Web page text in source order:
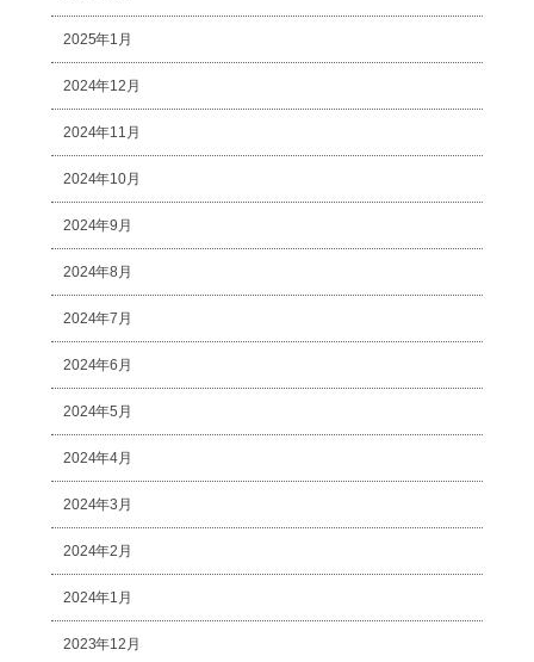
2025年1月
2024年12月
2024年11月
2024年10月
2024年9月
2024年8月
2024年7月
2024年6月
2024年5月
2024年4月
2024年3月
2024年2月
2024年1月
2023年12月